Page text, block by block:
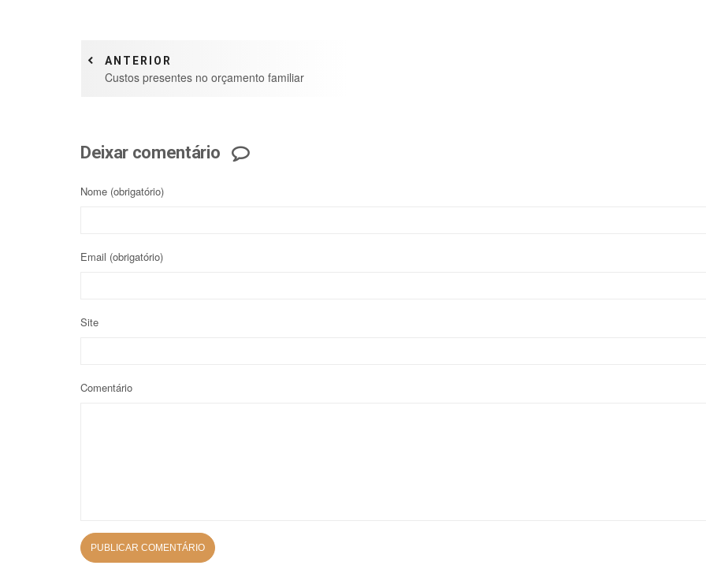
ANTERIOR
Custos presentes no orçamento familiar
Deixar comentário
Nome (obrigatório)
Email (obrigatório)
Site
Comentário